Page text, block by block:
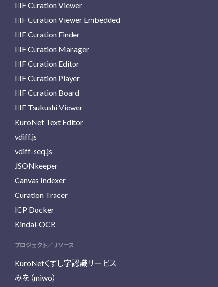
IIIF Curation Viewer
IIIF Curation Viewer Embedded
IIIF Curation Finder
IIIF Curation Manager
IIIF Curation Editor
IIIF Curation Player
IIIF Curation Board
IIIF Tsukushi Viewer
KuroNet Text Editor
vdiff.js
vdiff-seq.js
JSONkeeper
Canvas Indexer
Curation Tracer
ICP Docker
Kindai-OCR
プロジェクト／リソース
KuroNetくずし字認識サービス
みを（miwo）